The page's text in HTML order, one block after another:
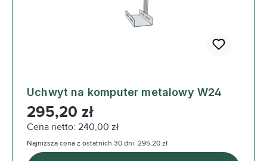
Uchwyt na komputer metalowy W24
Cena regularna:
295,20 zł
Cena netto: 240,00 zł
Najniższa cena z ostatnich 30 dni: 295,20 zł